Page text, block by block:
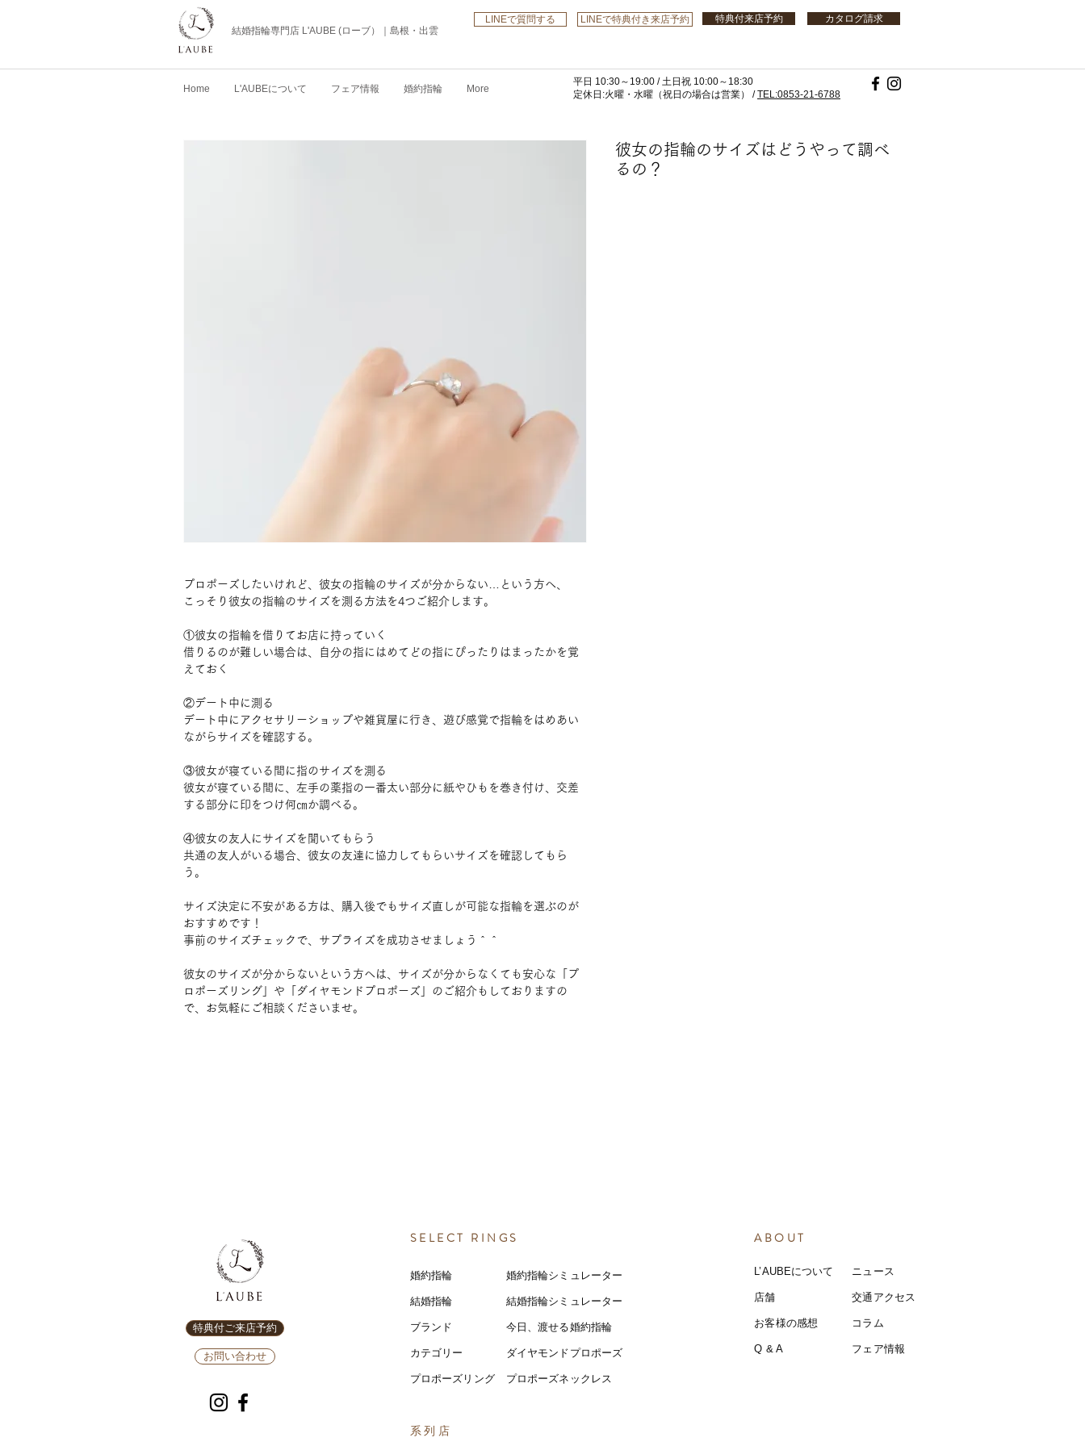
結婚指輪専門店 L'AUBE (ローブ）｜島根・出雲
LINEで質問する LINEで特典付き来店予約 特典付来店予約 カタログ請求
Home L'AUBEについて フェア情報 婚約指輪 More
平日 10:30～19:00 /土日祝 10:00～18:30
​定休日:火曜・水曜 （祝日の場合は営業） /TEL:0853-21-6788
プロポーズしたいけれど、彼女の指輪のサイズが分からない…という方へ、
こっそり彼女の指輪のサイズを測る方法を4つご紹介します。
①彼女の指輪を借りてお店に持っていく
借りるのが難しい場合は、自分の指にはめてどの指にぴったりはまったかを覚
えておく
②デート中に測る
デート中にアクセサリーショップや雑貨屋に行き、遊び感覚で指輪をはめあい
ながらサイズを確認する。
③彼女が寝ている間に指のサイズを測る
彼女が寝ている間に、左手の薬指の一番太い部分に紙やひもを巻き付け、交差
する部分に印をつけ何㎝か調べる。
④彼女の友人にサイズを聞いてもらう
共通の友人がいる場合、彼女の友達に協力してもらいサイズを確認してもら
う。
サイズ決定に不安がある方は、購入後でもサイズ直しが可能な指輪を選ぶのが
おすすめです！
事前のサイズチェックで、サプライズを成功させましょう＾＾
彼女のサイズが分からないという方へは、サイズが分からなくても安心な「プ
ロポーズリング」や「ダイヤモンドプロポーズ」のご紹介もしておりますの
で、お気軽にご相談くださいませ。
彼女の指輪のサイズはどうやって調べ
るの？
特典付ご来店予約
お問い合わせ
SELECT RINGS
婚約指輪
結婚指輪
ブランド
カテゴリー
プロポーズリング
婚約指輪シミュレーター
結婚指輪シミ ュ レーター
今日、渡せる婚約指輪
ダイヤモンドプロポーズ
プロポーズネックレス
​系列店
ABOUT
L’AUBEについて
店舗
お客様の感想
​Q & A
​ニュース
​交通アクセス
コラム
​​フェア情報